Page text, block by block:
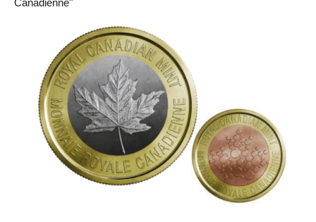
Canadienne"